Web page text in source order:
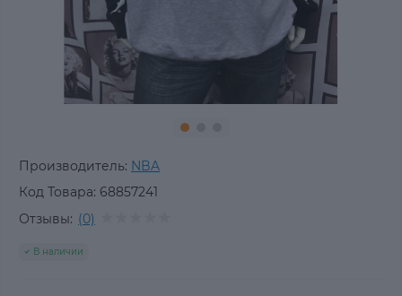
Производитель: NBA
Код Товара: 68857241
Отзывы: (0)
В наличии